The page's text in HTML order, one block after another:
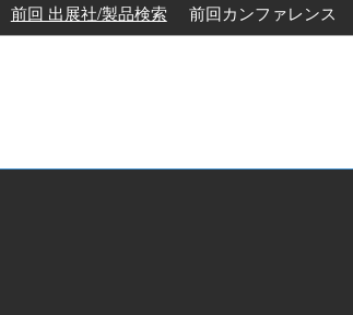
前回 出展社/製品検索
前回カンファレンス